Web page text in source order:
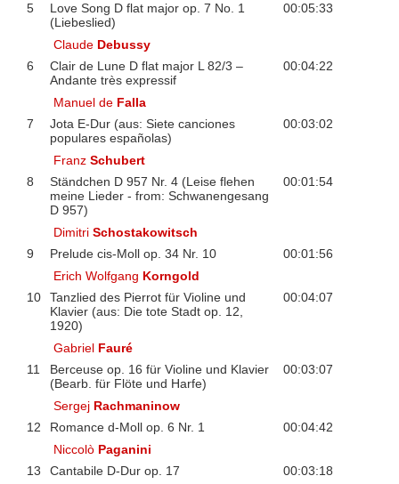
5
Love Song D flat major op. 7 No. 1
(Liebeslied)
00:05:33
Claude Debussy
6
Clair de Lune D flat major L 82/3 –
Andante très expressif
00:04:22
Manuel de Falla
7
Jota E-Dur (aus: Siete canciones
populares españolas)
00:03:02
FranzSchubert
8
Ständchen D 957 Nr. 4 (Leise flehen
meine Lieder - from: Schwanengesang
D 957)
00:01:54
DimitriSchostakowitsch
9
Prelude cis-Moll op. 34 Nr. 10
00:01:56
Erich Wolfgang Korngold
10
Tanzlied des Pierrot für Violine und
Klavier (aus: Die tote Stadt op. 12,
1920)
00:04:07
Gabriel Fauré
11
Berceuse op. 16 für Violine und Klavier
(Bearb. für Flöte und Harfe)
00:03:07
Sergej Rachmaninow
12
Romance d-Moll op. 6 Nr. 1
00:04:42
Niccolò Paganini
13
Cantabile D-Dur op. 17
00:03:18